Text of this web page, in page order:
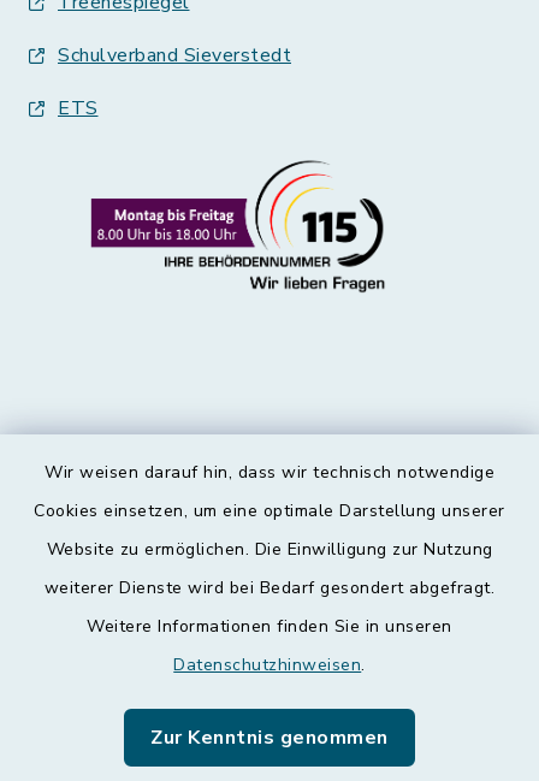
Wir weisen darauf hin, dass wir technisch notwendige
Cookies einsetzen, um eine optimale Darstellung unserer
Website zu ermöglichen. Die Einwilligung zur Nutzung
weiterer Dienste wird bei Bedarf gesondert abgefragt.
Weitere Informationen finden Sie in unseren
Datenschutzhinweisen.
Zur Kenntnis genommen
Schulverband Sieverstedt
ETS
Kontakt
Datenschutz
Leichte Sprache